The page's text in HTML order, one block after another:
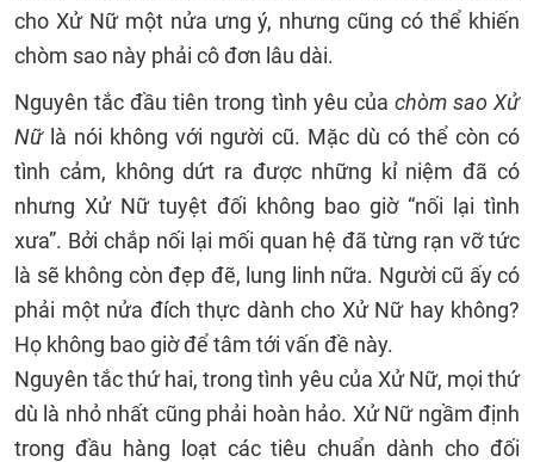
cho Xử Nữ một nửa ưng ý, nhưng cũng có thể khiến
chòm sao này phải cô đơn lâu dài.
Nguyên tắc đầu tiên trong tình yêu của chòm sao Xử
Nữlà nói không với người cũ. Mặc dù có thể còn có
tình cảm, không dứt ra được những kỉ niệm đã có
nhưng Xử Nữ tuyệt đối không bao giờ “nối lại tình
xưa”. Bởi chắp nối lại mối quan hệ đã từng rạn vỡ tức
là sẽ không còn đẹp đẽ, lung linh nữa. Người cũ ấy có
phải một nửa đích thực dành cho Xử Nữ hay không?
Họ không bao giờ để tâm tới vấn đề này.
Nguyên tắc thứ hai, trong tình yêu của Xử Nữ, mọi thứ
dù là nhỏ nhất cũng phải hoàn hảo. Xử Nữ ngầm định
trong đầu hàng loạt các tiêu chuẩn dành cho đối